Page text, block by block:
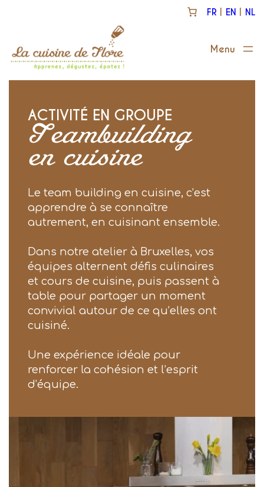
FR EN NL
ACTIVITÉ EN GROUPE
Teambuilding
en cuisine
Le team building en cuisine, c’est
apprendre à se connaître
autrement, en cuisinant ensemble.
Dans notre atelier à Bruxelles, vos
équipes alternent défis culinaires
et cours de cuisine, puis passent à
table pour partager un moment
convivial autour de ce qu’elles ont
cuisiné.
Une expérience idéale pour
renforcer la cohésion et l’esprit
d’équipe.